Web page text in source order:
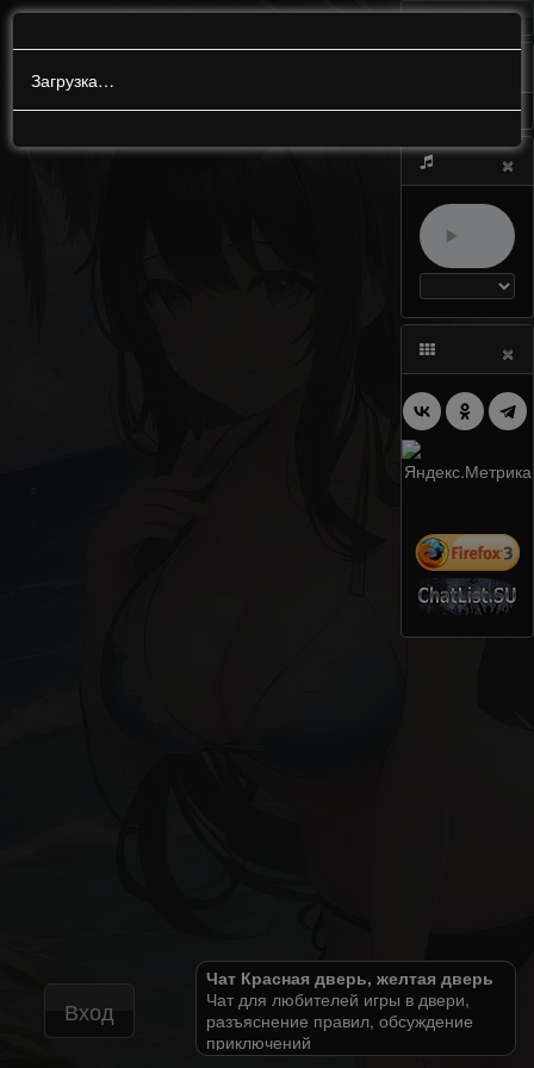
Загрузка…
МЕНЮ
×
×
Вход
Чат Красная дверь, желтая дверь
Чат для любителей игры в двери,
разъяснение правил, обсуждение
приключений